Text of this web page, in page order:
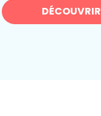
DÉCOUVRIR